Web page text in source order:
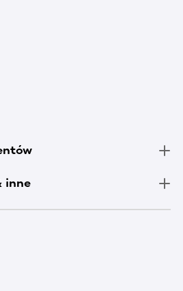
inne